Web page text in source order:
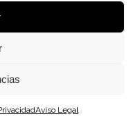
Aviso Legal
All Rights Reserved